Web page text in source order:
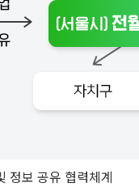
정보 공유 협력체계